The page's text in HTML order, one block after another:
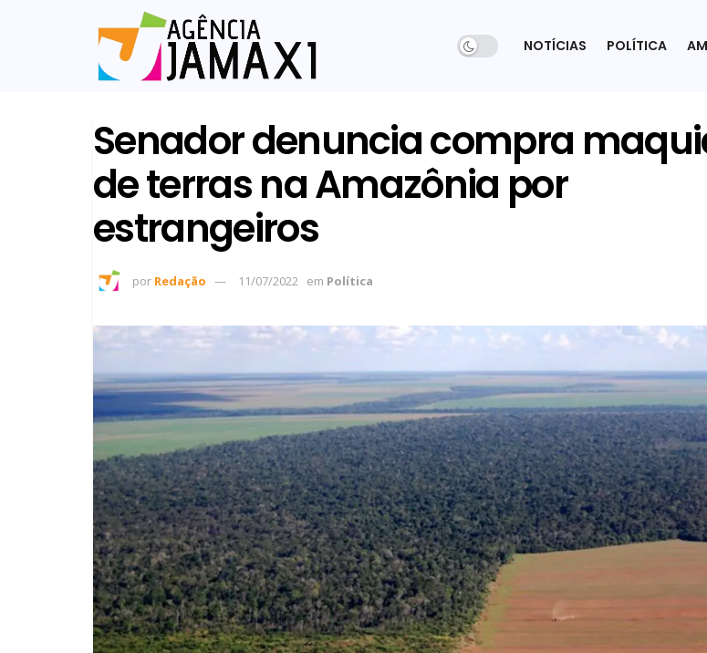
NOTÍCIAS POLÍTICA
Senador denuncia compra
de terras na Amazônia por
estrangeiros
por Redação 11/07/2022 em Política